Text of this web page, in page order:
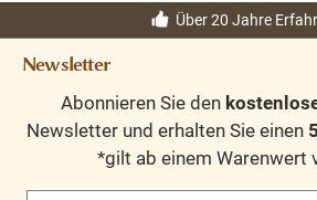
Über 20 Jahre
Newsletter
Abonnieren Sie den
Newsletter und erhalten Sie einen
*gilt ab einem Warenwert